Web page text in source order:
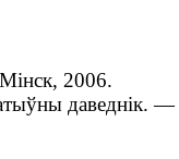
2006.
даведнік.